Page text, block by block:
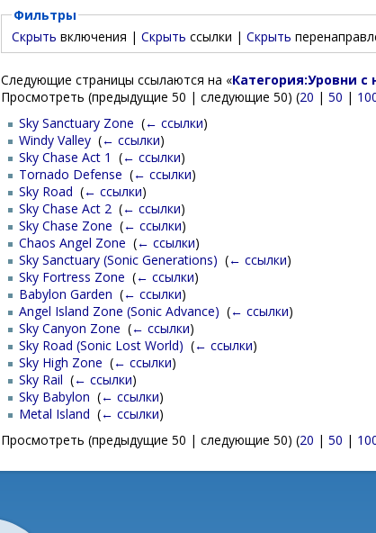
Фильтры
Скрыть включения | Скрыть ссылки | Скрыть
Следующие страницы ссылаются на «Категория:Уровни с
Просмотреть (предыдущие 50 | следующие 50) (20 | 50 |
Sky Sanctuary Zone (← ссылки)
Windy Valley (← ссылки)
Sky Chase Act 1 (← ссылки)
Tornado Defense (← ссылки)
Sky Road (← ссылки)
Sky Chase Act 2 (← ссылки)
Sky Chase Zone (← ссылки)
Chaos Angel Zone (← ссылки)
Sky Sanctuary (Sonic Generations) (← ссылки)
Sky Fortress Zone (← ссылки)
Babylon Garden (← ссылки)
Angel Island Zone (Sonic Advance) (← ссылки)
Sky Canyon Zone (← ссылки)
Sky Road (Sonic Lost World) (← ссылки)
Sky High Zone (← ссылки)
Sky Rail (← ссылки)
Sky Babylon (← ссылки)
Metal Island (← ссылки)
Просмотреть (предыдущие 50 | следующие 50) (20 | 50 |